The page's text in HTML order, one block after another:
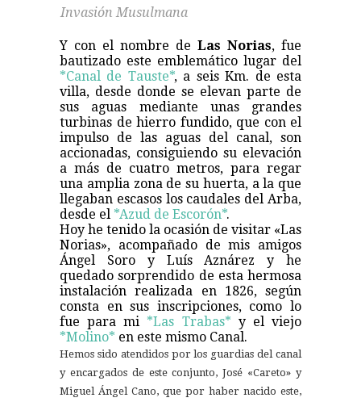
Invasión Musulmana
Y con el nombre de Las Norias, fue
bautizado este emblemático lugar del
*Canal de Tauste*, a seis Km. de esta
villa, desde donde se elevan parte de
sus aguas mediante unas grandes
turbinas de hierro fundido, que con el
impulso de las aguas del canal, son
accionadas, consiguiendo su elevación
a más de cuatro metros, para regar
una amplia zona de su huerta, a la que
llegaban escasos los caudales del Arba,
desde el *Azud de Escorón*.
Hoy he tenido la ocasión de visitar «Las
Norias», acompañado de mis amigos
Ángel Soro y Luís Aznárez y he
quedado sorprendido de esta hermosa
instalación realizada en 1826, según
consta en sus inscripciones, como lo
fue para mi *Las Trabas* y el viejo
*Molino* en este mismo Canal.
Hemos sido atendidos por los guardias del canal
y encargados de este conjunto, José «Careto» y
Miguel Ángel Cano, que por haber nacido este,